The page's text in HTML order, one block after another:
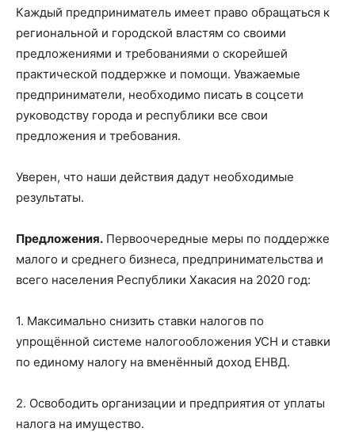
Каждый предприниматель имеет право обращаться к
региональной и городской властям со своими
предложениями и требованиями о скорейшей
практической поддержке и помощи. Уважаемые
предприниматели, необходимо писать в соцсети
руководству города и республики все свои
предложения и требования.
Уверен, что наши действия дадут необходимые
результаты.
Предложения. Первоочередные меры по поддержке
малого и среднего бизнеса, предпринимательства и
всего населения Республики Хакасия на 2020 год:
1. Максимально снизить ставки налогов по
упрощённой системе налогообложения УСН и ставки
по единому налогу на вменённый доход ЕНВД.
2. Освободить организации и предприятия от уплаты
налога на имущество.